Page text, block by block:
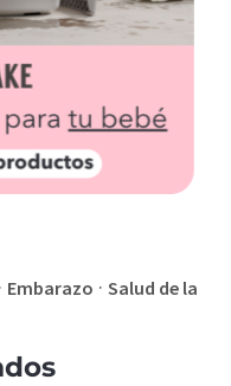
· Embarazo ·Salud de la